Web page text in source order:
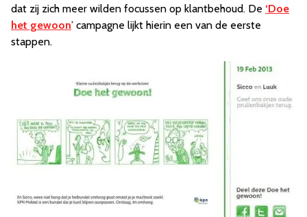
dat zij zich meer wilden focussen op klantbehoud. De ‘Doe
het gewoon’ campagne lijkt hierin een van de eerste
stappen.